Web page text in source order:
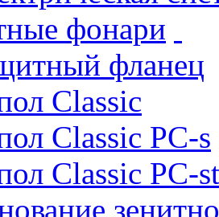
фонари
фланец
Classic
Classic PC-s
Classic PC-st